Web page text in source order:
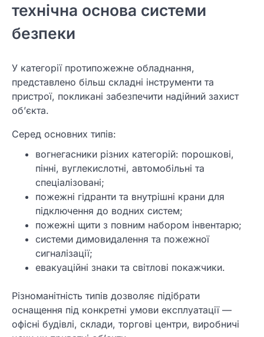
технічна основа системи
безпеки
У категорії протипожежне обладнання,
представлено більш складні інструменти та
пристрої, покликані забезпечити надійний захист
об’єкта.
Серед основних типів:
вогнегасники різних категорій: порошкові,
пінні, вуглекислотні, автомобільні та
спеціалізовані;
пожежні гідранти та внутрішні крани для
підключення до водних систем;
пожежні щити з повним набором інвентарю;
системи димовидалення та пожежної
сигналізації;
евакуаційні знаки та світлові покажчики.
Різноманітність типів дозволяє підібрати
оснащення під конкретні умови експлуатації —
офісні будівлі, склади, торгові центри, виробничі